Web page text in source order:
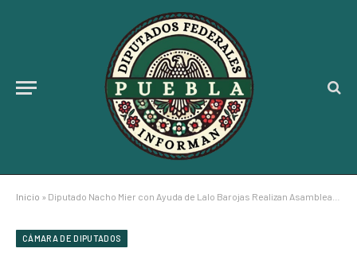
Inicio » Diputado Nacho Mier con Ayuda de Lalo Barojas Realizan Asamblea Comunitaria en la Primaria del Municipio de Esperanza
CÁMARA DE DIPUTADOS